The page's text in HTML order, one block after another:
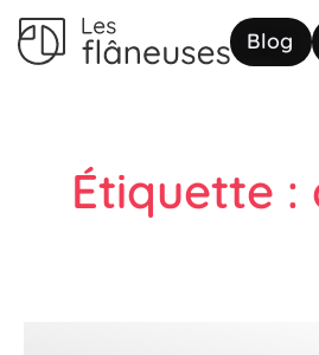
Blog
Étiquette :